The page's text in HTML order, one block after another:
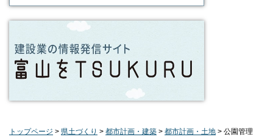
トップページ > 県土づくり > 都市計画・建築 > 都市計画・土地 > 公園管理